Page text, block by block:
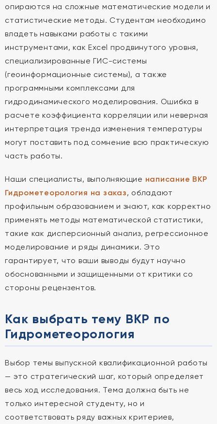
опираются на сложные математические модели и
статистические методы. Студентам необходимо
владеть навыками работы с такими
инструментами, как Excel продвинутого уровня,
специализированные ГИС-системы
(геоинформационные системы), а также
программными комплексами для
гидродинамического моделирования. Ошибка в
расчете коэффициента корреляции или неверная
интерпретация тренда изменения температуры
могут поставить под сомнение всю практическую
часть работы.
Наши специалисты, выполняющие написание ВКР
Гидрометеорология на заказ, обладают
профильным образованием и знают, как корректно
применять методы математической статистики,
такие как дисперсионный анализ, регрессионное
моделирование и ряды динамики. Это
гарантирует, что ваши выводы будут научно
обоснованными и защищенными от критики со
стороны рецензентов.
Как выбрать тему ВКР по
Гидрометеорология
Выбор темы выпускной квалификационной работы
— это стратегический шаг, который определяет
весь ход исследования. Тема должна быть не
только интересной студенту, но и
соответствовать ряду важных критериев,